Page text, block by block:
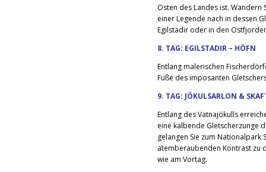
Osten des Landes ist.
einer Legende nach in dessen
Egilstadir oder in den
8. TAG: EGILSTADIR – HÖFN
Entlang malerischen
Fuße des imposanten
9. TAG: JÖKULSARLON &
Entlang des Vatnajökulls
eine kalbende Gletscherzunge
gelangen Sie zum Nationalpark
atemberaubenden Kontrast zu
wie am Vortag.